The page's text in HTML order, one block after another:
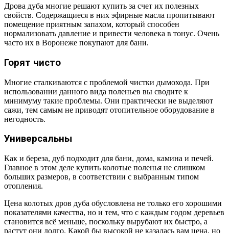
Дрова дуба многие решают купить за счет их полезных
свойств. Содержащиеся в них эфирные масла пропитывают
помещение приятным запахом, который способен
нормализовать давление и привести человека в тонус. Очень
часто их в Воронеже покупают для бани.
Горят чисто
Многие сталкиваются с проблемой чистки дымохода. При
использовании данного вида поленьев вы сводите к
минимуму такие проблемы. Они практически не выделяют
сажи, тем самым не приводят отопительное оборудование в
негодность.
Универсальны
Как и береза, дуб подходит для бани, дома, камина и печей.
Главное в этом деле купить колотые поленья не слишком
больших размеров, в соответствии с выбранным типом
отопления.
Цена колотых дров дуба обусловлена не только его хорошими
показателями качества, но и тем, что с каждым годом деревьев
становится всё меньше, поскольку вырубают их быстро, а
растут они долго. Какой бы высокой не казалась вам цена, но